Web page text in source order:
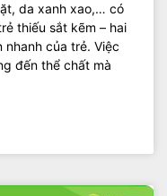
da xanh xao,… có
thiếu sắt kẽm – hai
của trẻ. Việc
đến thể chất mà